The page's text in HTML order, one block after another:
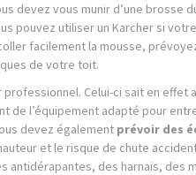
devez vous munir d’une brosse
pouvez utiliser un Karcher si
facilement la mousse,
de votre toit.
Celui-ci sait en effet
de l’équipement adapté pour
devez également prévoir des
et le risque de chute
antidérapantes, des harnais, des